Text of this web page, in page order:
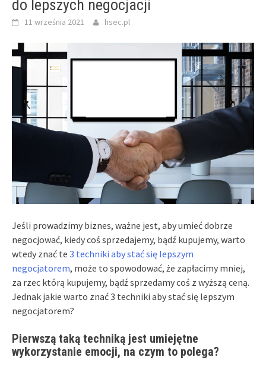
do lepszych negocjacji
11 września 2021 hsec.pl
Jeśli prowadzimy biznes, ważne jest, aby umieć dobrze
negocjować, kiedy coś sprzedajemy, bądź kupujemy, warto
wtedy znać te 3 techniki aby stać się lepszym
negocjatorem, może to spowodować, że zapłacimy mniej,
za rzec którą kupujemy, bądź sprzedamy coś z wyższą ceną.
Jednak jakie warto znać 3 techniki aby stać się lepszym
negocjatorem?
Pierwszą taką techniką jest umiejętne
wykorzystanie emocji, na czym to polega?